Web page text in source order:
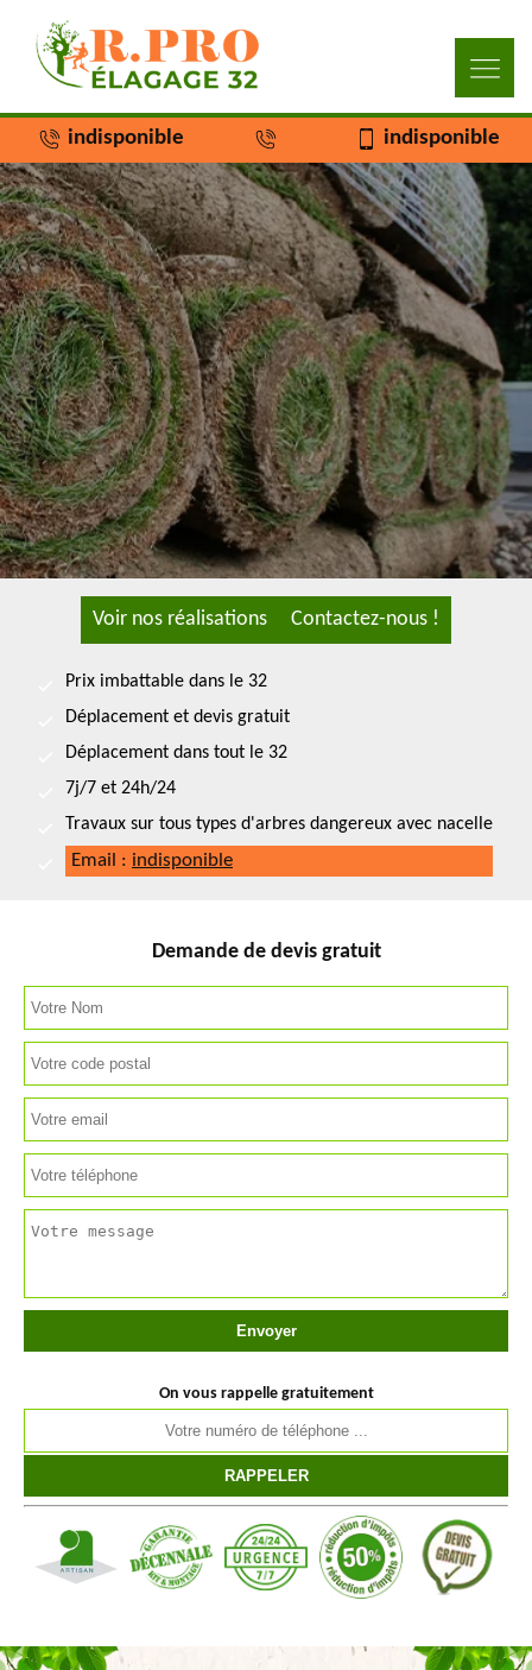
indisponible indisponible
Voir nos réalisations Contactez-nous !
Prix imbattable dans le 32
Déplacement et devis gratuit
Déplacement dans tout le 32
7j/7 et 24h/24
Travaux sur tous types d'arbres dangereux avec nacelle
Email : indisponible
Demande de devis gratuit
On vous rappelle gratuitement